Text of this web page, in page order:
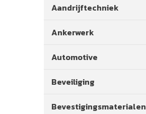
Aandrijftechniek
Ankerwerk
Automotive
Beveiliging
Bevestigingsmaterialen